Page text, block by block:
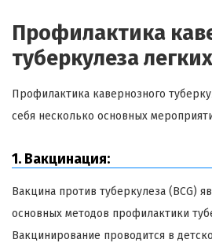
Профилактика
туберкулеза легких
Профилактика кавернозного
себя несколько основных
1. Вакцинация:
Вакцина против туберкулеза (BCG)
основных методов профилактики
Вакцинирование проводится в